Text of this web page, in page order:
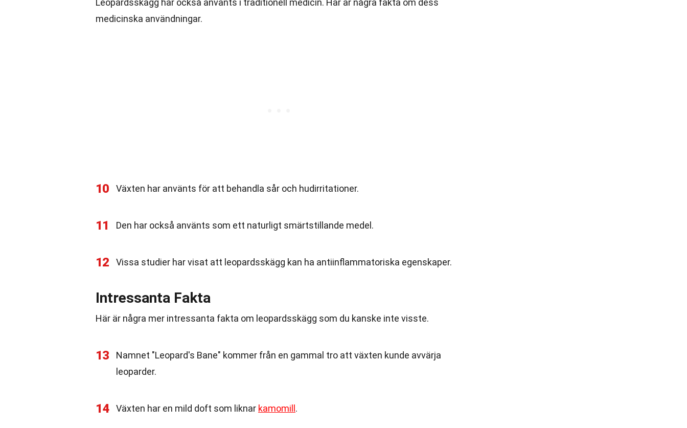
Leopardsskägg har också använts i traditionell medicin. Här är några fakta om dess
medicinska användningar.
10 Växten har använts för att behandla sår och hudirritationer.
11 Den har också använts som ett naturligt smärtstillande medel.
12 Vissa studier har visat att leopardsskägg kan ha antiinflammatoriska egenskaper.
Intressanta Fakta
Här är några mer intressanta fakta om leopardsskägg som du kanske inte visste.
13
Namnet "Leopard's Bane" kommer från en gammal tro att växten kunde avvärja
leoparder.
14 Växten har en mild doft som liknar kamomill .